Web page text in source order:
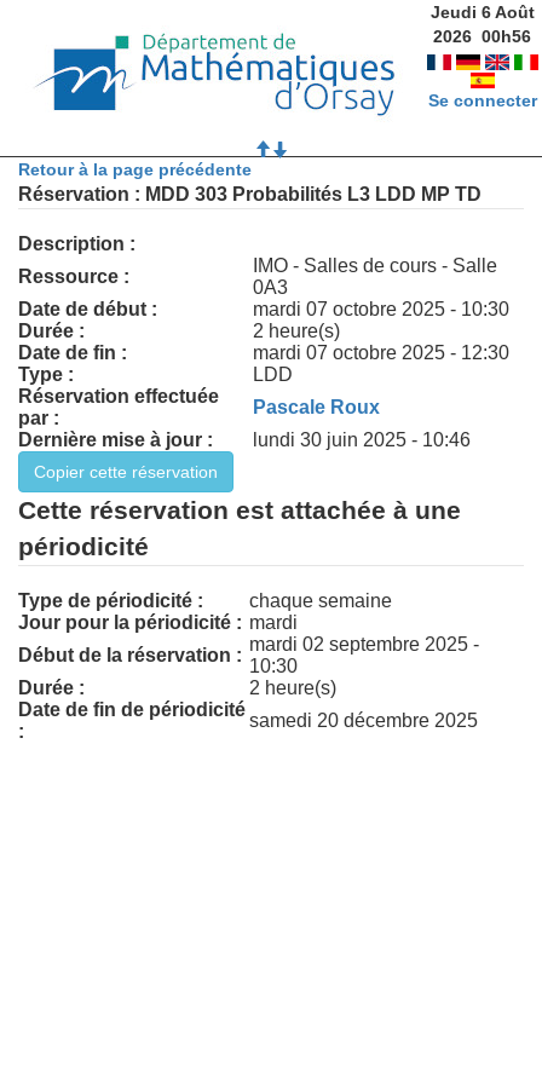
Jeudi 6 Août
2026 00h56
Se connecter
Retour à la page précédente
Réservation : MDD 303 Probabilités L3 LDD MP TD
Description :
Ressource :
IMO - Salles de cours - Salle
0A3
Date de début :
mardi 07 octobre 2025 - 10:30
Durée :
2 heure(s)
Date de fin :
mardi 07 octobre 2025 - 12:30
Type :
LDD
Réservation effectuée
par :
Pascale Roux
Dernière mise à jour :
lundi 30 juin 2025 - 10:46
Cette réservation est attachée à une
périodicité
Type de périodicité :
chaque semaine
Jour pour la périodicité : mardi
Début de la réservation :
mardi 02 septembre 2025 -
10:30
Durée :
2 heure(s)
Date de fin de périodicité
:
samedi 20 décembre 2025